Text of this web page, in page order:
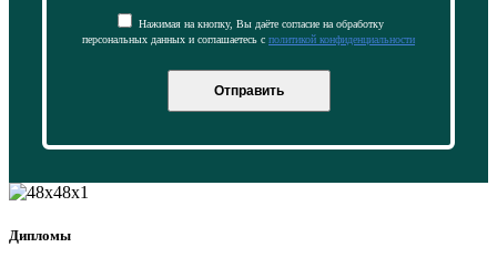
Нажимая на кнопку, Вы даёте согласие на обработку
персональных данных и соглашаетесь с политикой конфиденциальности
Отправить
Дипломы